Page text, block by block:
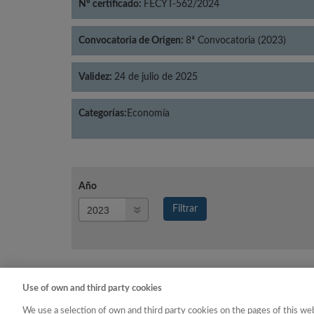
Nº certificado: FECYT-562/2024
Convocatoria de Origen: 8ª Convocatoria (2023)
Validez: 24 de julio de 2025
Categorías: Economía
Año
Filtrar
Año
Use of own and third party cookies
We use a selection of own and third party cookies on the pages of this